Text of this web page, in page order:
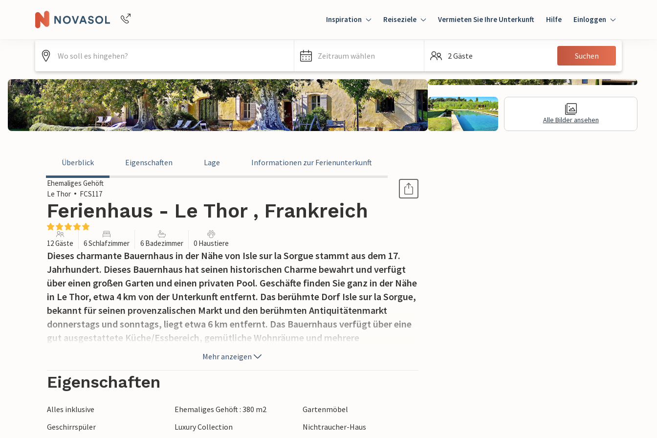
+4940688715475
Inspiration Reiseziele Vermieten Sie Ihre Unterkunft Hilfe Einloggen
Einloggen
Gast
Zeitraum wählen 2 Gäste Suchen
Alle Bilder ansehen
Überblick Eigenschaften Lage Informationen zur Ferienunterkunft
Ehemaliges Gehöft
Le Thor
FCS117
Ferienhaus - Le Thor , Frankreich
12 Gäste 6 Schlafzimmer 6 Badezimmer 0 Haustiere
Dieses charmante Bauernhaus in der Nähe von Isle sur la Sorgue stammt aus dem 17.
Jahrhundert. Dieses Bauernhaus hat seinen historischen Charme bewahrt und verfügt
über einen großen Garten und einen privaten Pool. Geschäfte finden Sie ganz in der Nähe
in Le Thor, etwa 4 km von der Unterkunft entfernt. Das berühmte Dorf Isle sur la Sorgue,
bekannt für seinen provenzalischen Markt und den berühmten Antiquitätenmarkt
donnerstags und sonntags, liegt etwa 6 km entfernt. Das Bauernhaus verfügt über eine
gut ausgestattete Küche/Essbereich, gemütliche Wohnräume und mehrere
Schlafzimmer, von denen einige über ein eigenes Bad verfügen. Draußen liegt das
Anwesen auf einem herrlichen, von Platanen beschatteten Grundstück. Die
Hauptterrasse bietet einen überdachten Bereich und einen herrlichen Blick auf den
Garten und das Schloss Thouzon. Darüber hinaus gibt es eine schattige Terrasse zum
Essen und Entspannen im Freien. Der private, durch einen Alarm gesicherte Infinity-Pool
Dorfes Le Thor, wo Sie Geschäfte finden: Bäckerei, Gemüse, Supermarkt. Das Dorf Le
Mehr anzeigen
Eigenschaften
Alles inklusive Ehemaliges Gehöft : 380 m2
Gartenmöbel
Geschirrspüler
Luxury Collection
Nichtraucher-Haus